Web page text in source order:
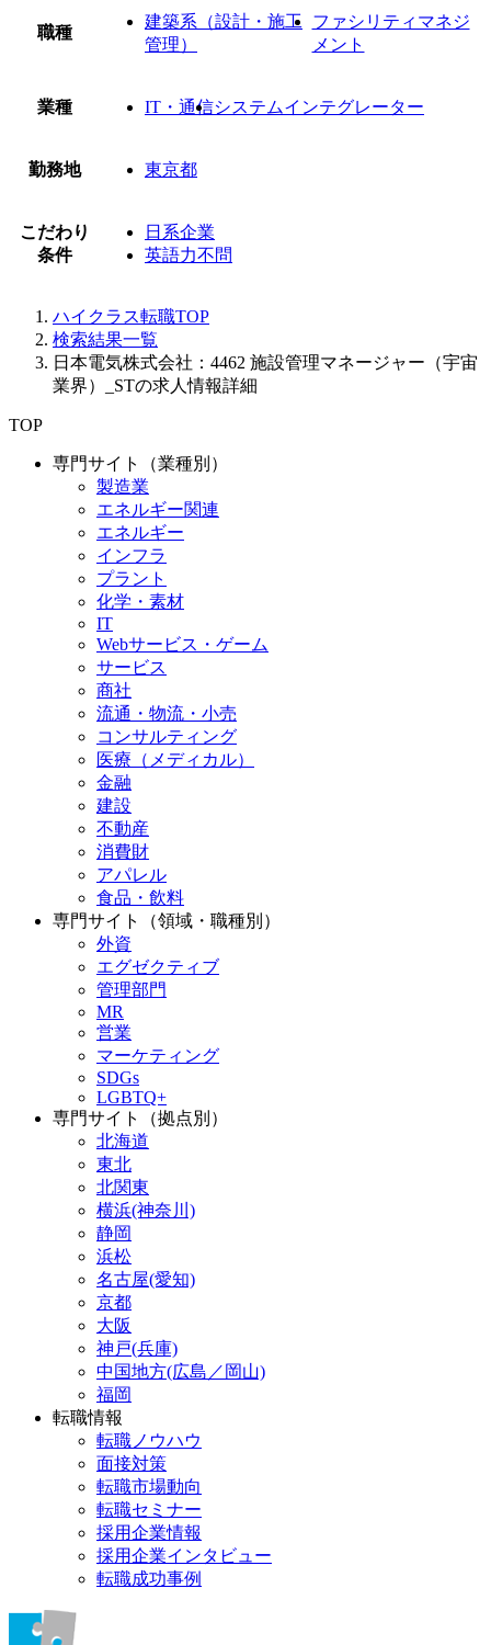
職種
建築系（設計・施工
管理）
ファシリティマネジ
メント
業種 IT・通信システムインテグレーター
勤務地 東京都
こだわり
条件
日系企業
英語力不問
ハイクラス転職TOP
検索結果一覧
日本電気株式会社：4462 施設管理マネージャー（宇宙
業界）_STの求人情報詳細
TOP
専門サイト（業種別）
製造業
エネルギー関連
エネルギー
インフラ
プラント
化学・素材
IT
Webサービス・ゲーム
サービス
商社
流通・物流・小売
コンサルティング
医療（メディカル）
金融
建設
不動産
消費財
アパレル
食品・飲料
専門サイト（領域・職種別）
外資
エグゼクティブ
管理部門
MR
営業
マーケティング
SDGs
LGBTQ+
専門サイト（拠点別）
北海道
東北
北関東
横浜(神奈川)
静岡
浜松
名古屋(愛知)
京都
大阪
神戸(兵庫)
中国地方(広島／岡山)
福岡
転職情報
転職ノウハウ
面接対策
転職市場動向
転職セミナー
採用企業情報
採用企業インタビュー
転職成功事例